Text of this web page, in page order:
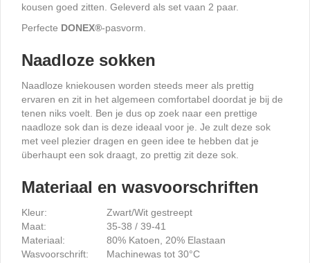
kousen goed zitten. Geleverd als set vaan 2 paar.
Perfecte DONEX®-pasvorm.
Naadloze sokken
Naadloze kniekousen worden steeds meer als prettig
ervaren en zit in het algemeen comfortabel doordat je bij de
tenen niks voelt. Ben je dus op zoek naar een prettige
naadloze sok dan is deze ideaal voor je. Je zult deze sok
met veel plezier dragen en geen idee te hebben dat je
überhaupt een sok draagt, zo prettig zit deze sok.
Materiaal en wasvoorschriften
Kleur:
Zwart/Wit gestreept
Maat:
35-38 / 39-41
Materiaal:
80% Katoen, 20% Elastaan
Wasvoorschrift:
Machinewas tot 30°C